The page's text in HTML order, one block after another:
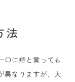
法
口に痔と言っても
異なりますが、大